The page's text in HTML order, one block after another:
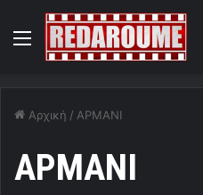
Menu
Αρχική / ΑΡΜΑΝΙ
ΑΡΜΑΝΙ